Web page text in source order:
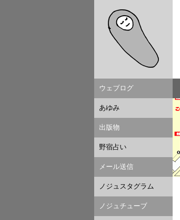
ウェブログ
あゆみ
出版物
野宿占い
メール送信
ノジュスタグラム
ノジュチューブ